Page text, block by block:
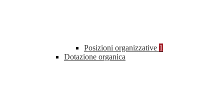
Posizioni organizzative 1
Dotazione organica